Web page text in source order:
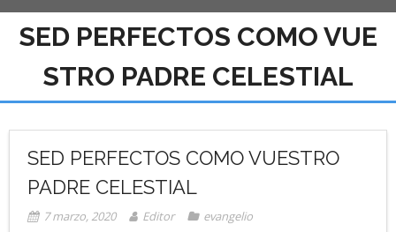
SED PERFECTOS COMO VUE
STRO PADRE CELESTIAL
SED PERFECTOS COMO VUESTRO
PADRE CELESTIAL
7 marzo, 2020 Editor
evangelio